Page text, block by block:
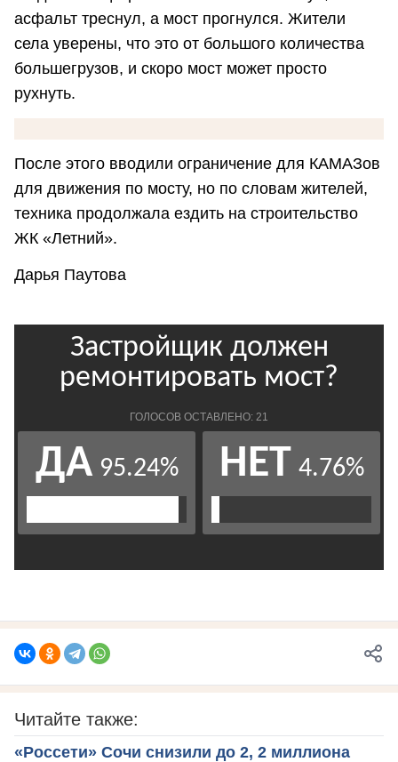
асфальт треснул, а мост прогнулся. Жители
села уверены, что это от большого количества
большегрузов, и скоро мост может просто
рухнуть.
После этого вводили ограничение для КАМАЗов
для движения по мосту, но по словам жителей,
техника продолжала ездить на строительство
ЖК «Летний».
Дарья Паутова
Читайте также:
«Россети» Сочи снизили до 2, 2 миллиона